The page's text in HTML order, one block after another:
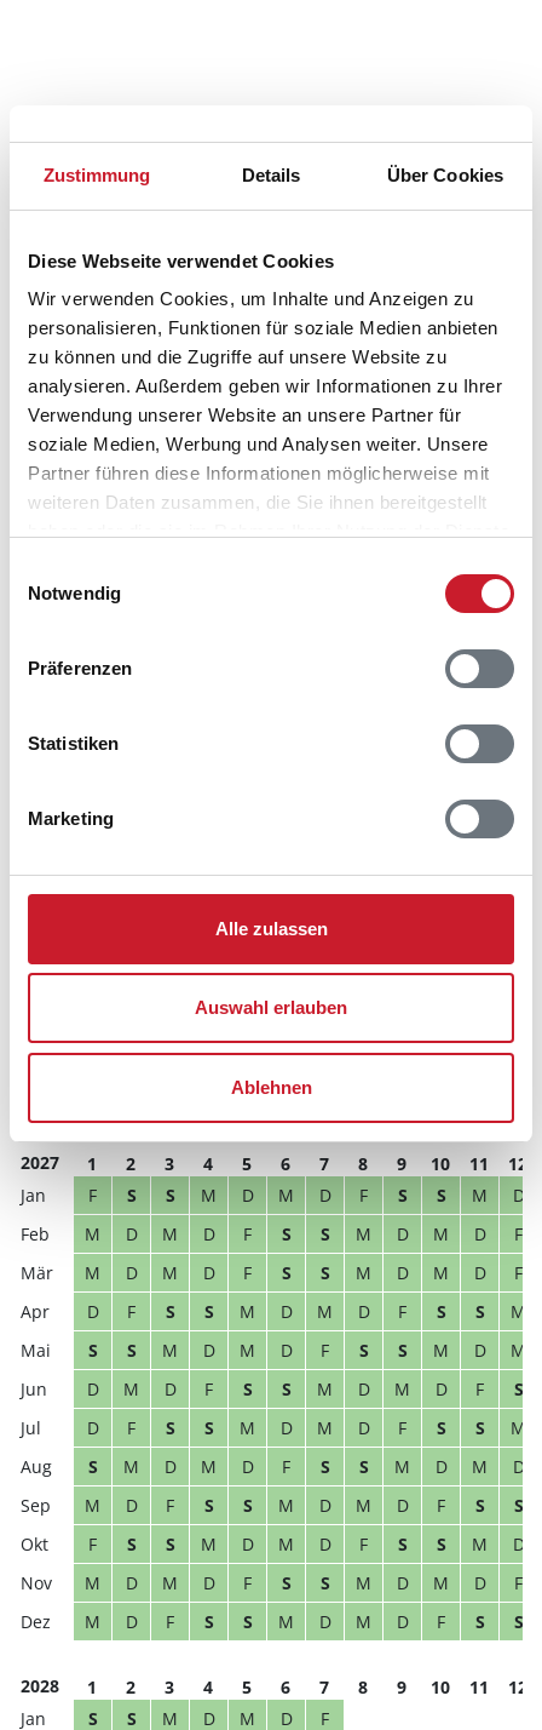
Zustimmung Details Über Cookies
Diese Webseite verwendet Cookies
Wir verwenden Cookies, um Inhalte und Anzeigen zu
personalisieren, Funktionen für soziale Medien anbieten
zu können und die Zugriffe auf unsere Website zu
analysieren. Außerdem geben wir Informationen zu Ihrer
Verwendung unserer Website an unsere Partner für
soziale Medien, Werbung und Analysen weiter. Unsere
Partner führen diese Informationen möglicherweise mit
weiteren Daten zusammen, die Sie ihnen bereitgestellt
Notwendig
Präferenzen
Statistiken
Marketing
Alle zulassen
Auswahl erlauben
Ablehnen
Belegungskalender
Reisedauer auswählen
Anzahl Reisende auswählen
Anreisetag im Belegungskalender anklicken
Bitte beachten Sie, dass sich bei Änderungen des
Hausbeschreibung und/oder der Ausstattung ergeben
können.
frei gewählter Zeitraum
2026 1 2 3 4 5 6 7 8 9 10 11
12
S
M D F
D
M D F S S M D M D F
S
S M D M
S
M D M D F S S M D M
D
S S
2027 1 2 3 4 5 6 7 8 9 10 11
12
F
S S M D M D F S S M
D
M
D M D F S S M D M D
F
M
D M D F S S M D M D
F
D
F S S M D M D F S S
M
S
S M D M D F S S M D
M
D
M D F S S M D M D F
S
D
F S S M D M D F S S
M
S
M D M D F S S M D M
D
M
D F S S M D M D F S
S
F
S S M D M D F S S M
D
M
D M D F S S M D M D
F
M
D F S S M D M D F S S
2028 1 2 3 4 5 6 7 8 9 10 11
12
S
S M D M D F